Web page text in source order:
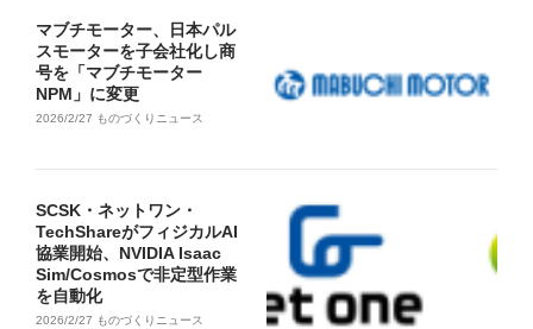
マブチモーター、日本パル
スモーターを子会社化し商
号を「マブチモーター
NPM」に変更
2026/2/27 ものづくりニュース
SCSK・ネットワン・
TechShareがフィジカルAI
協業開始、NVIDIA Isaac
Sim/Cosmosで非定型作業
を自動化
2026/2/27 ものづくりニュース